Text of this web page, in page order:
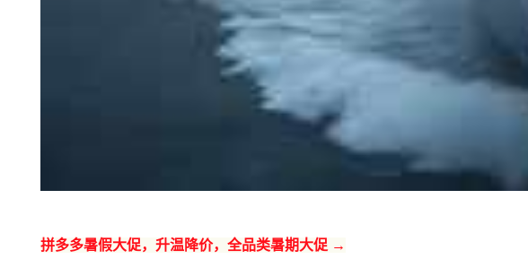
拼多多暑假大促，升温降价，全品类暑期大促 →